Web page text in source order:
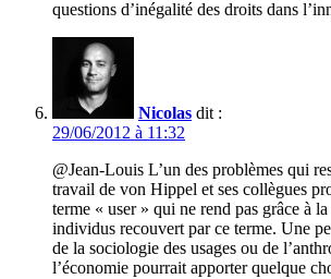
questions d’inégalité des droits dans
Nicolas dit :
29/06/2012 à 11:32
@Jean-Louis L’un des problèmes qui
travail de von Hippel et ses collègues
terme « user » qui ne rend pas grâce à
individus recouvert par ce terme. Une
de la sociologie des usages ou de
l’économie pourrait apporter quelque